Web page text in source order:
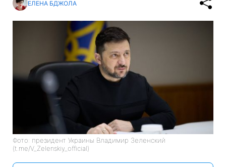
ЕЛЕНА БДЖОЛА
Фото: президент Украины Владимир Зеленский
(t.me/V_Zelenskiy_official)